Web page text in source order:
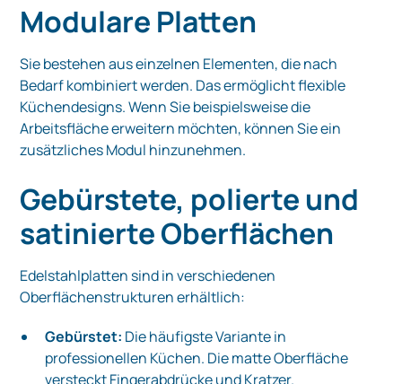
Modulare Platten
Sie bestehen aus einzelnen Elementen, die nach
Bedarf kombiniert werden. Das ermöglicht flexible
Küchendesigns. Wenn Sie beispielsweise die
Arbeitsfläche erweitern möchten, können Sie ein
zusätzliches Modul hinzunehmen.
Gebürstete, polierte und
satinierte Oberflächen
Edelstahlplatten sind in verschiedenen
Oberflächenstrukturen erhältlich:
Gebürstet: Die häufigste Variante in
professionellen Küchen. Die matte Oberfläche
versteckt Fingerabdrücke und Kratzer.